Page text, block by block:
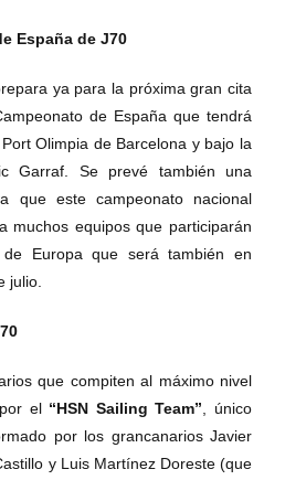
España de J70
ya para la próxima gran cita
de España que tendrá
Olimpia de Barcelona y bajo la
Garraf. Se prevé también una
que este campeonato nacional
muchos equipos que participarán
Europa que será también en
julio.
que compiten al máximo nivel
el “HSN Sailing Team” , único
por los grancanarios Javier
y Luis Martínez Doreste (que